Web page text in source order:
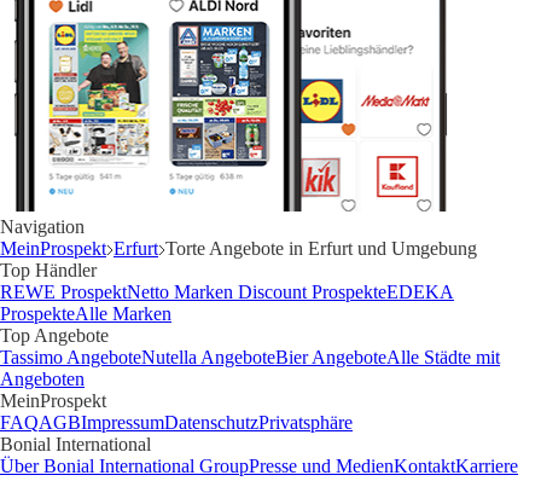
Navigation
MeinProspekt Erfurt Torte Angebote in Erfurt und Umgebung
Top Händler
REWE ProspektNetto Marken Discount ProspekteEDEKA
ProspekteAlle Marken
Top Angebote
Tassimo AngeboteNutella AngeboteBier AngeboteAlle Städte mit
Angeboten
MeinProspekt
FAQAGBImpressumDatenschutzPrivatsphäre
Bonial International
Über Bonial International GroupPresse und MedienKontaktKarriere